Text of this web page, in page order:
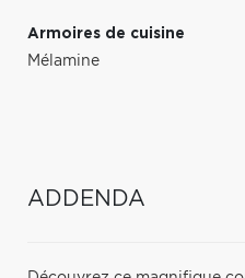
Armoires de cuisine
Mélamine
ADDENDA